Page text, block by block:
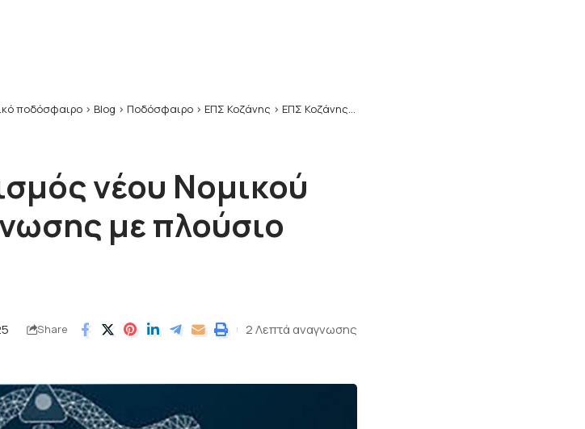
ποδόσφαιρο > Blog > Ποδόσφαιρο > ΕΠΣ Κοζάνης > ΕΠΣ Κοζάνης: Ορισμός νέου Νομικού Συμβούλου της Ένωσης με πλούσιο βιογραφικό
νέου Νομικού
με πλούσιο
Share 2 Λεπτά αναγνωσης